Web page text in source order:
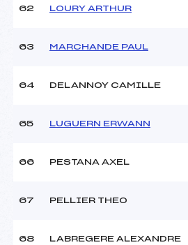
62 LOURY ARTHUR
63 MARCHANDE PAUL
64 DELANNOY CAMILLE
65 LUGUERN ERWANN
66 PESTANA AXEL
67 PELLIER THEO
68 LABREGERE ALEXANDRE